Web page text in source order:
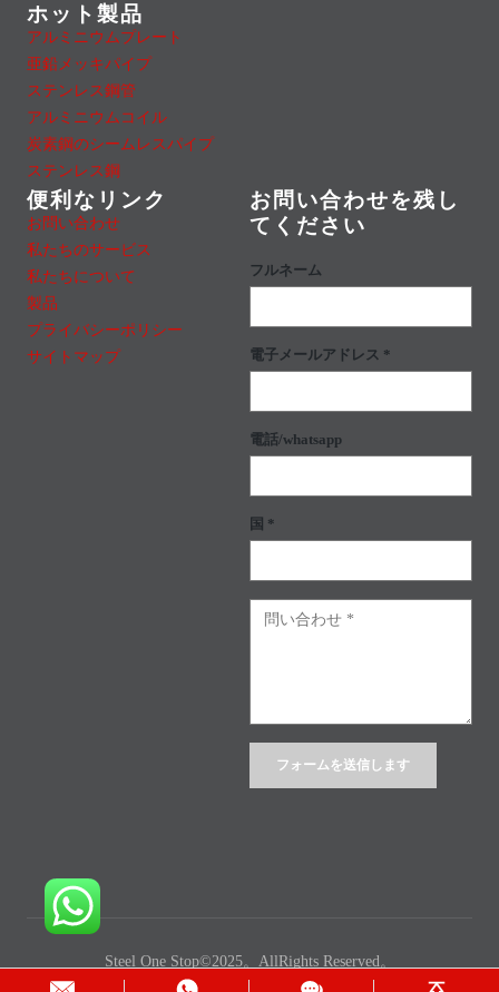
ホット製品
アルミニウムプレート
亜鉛メッキパイプ
ステンレス鋼管
アルミニウムコイル
炭素鋼のシームレスパイプ
ステンレス鋼
便利なリンク
お問い合わせ
私たちのサービス
私たちについて
製品
プライバシーポリシー
サイトマップ
お問い合わせを残し
てください
フルネーム
電子メールアドレス *
電話/whatsapp
国 *
Steel One Stop©2025。AllRights Reserved。